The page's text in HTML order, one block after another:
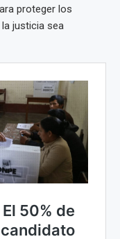
proteger los
justicia sea